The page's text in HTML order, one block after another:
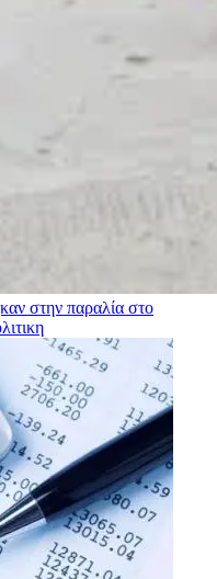
στην παραλία στο